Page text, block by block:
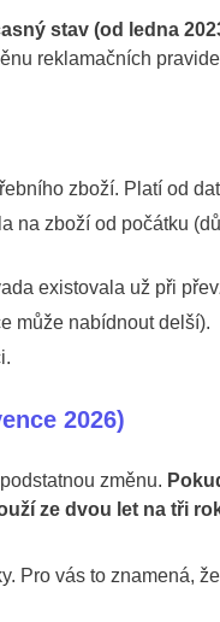
stav (od ledna
reklamačních
zboží. Platí od
na zboží od počátku
existovala už při
může nabídnout delší).
2026)
změnu.
ze dvou let na tři
Pro vás to znamená,